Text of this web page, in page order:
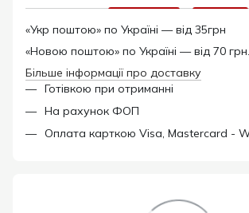
«Укр поштою» по Україні — від 35грн
«Новою поштою» по Україні — від 70 грн.
Більше інформації про доставку
Готівкою при отриманні
На рахунок ФОП
Оплата карткою Visa, Mastercard -